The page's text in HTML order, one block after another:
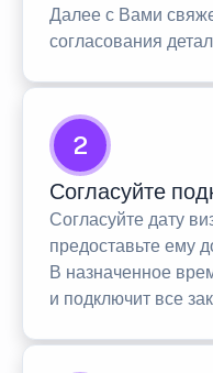
Далее с Вами
согласования
2
Согласуйте
Согласуйте дату
предоставьте ему
В назначенное
и подключит все